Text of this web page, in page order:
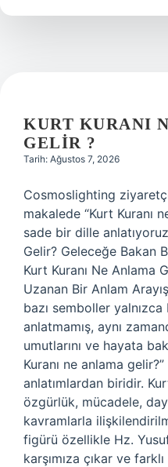
mı
KURT KURANI
GELIR ?
Tarih: Ağustos 7, 2026
Cosmoslighting
makalede “Kurt Kuranı
sade bir dille
Gelir? Geleceğe Bakan
Kurt Kuranı Ne Anlama
Uzanan Bir Anlam
bazı semboller
anlatmamış, aynı
umutlarını ve hayata
Kuranı ne anlama
anlatımlardan biridir.
özgürlük, mücadele,
kavramlarla
figürü özellikle Hz.
karşımıza çıkar ve